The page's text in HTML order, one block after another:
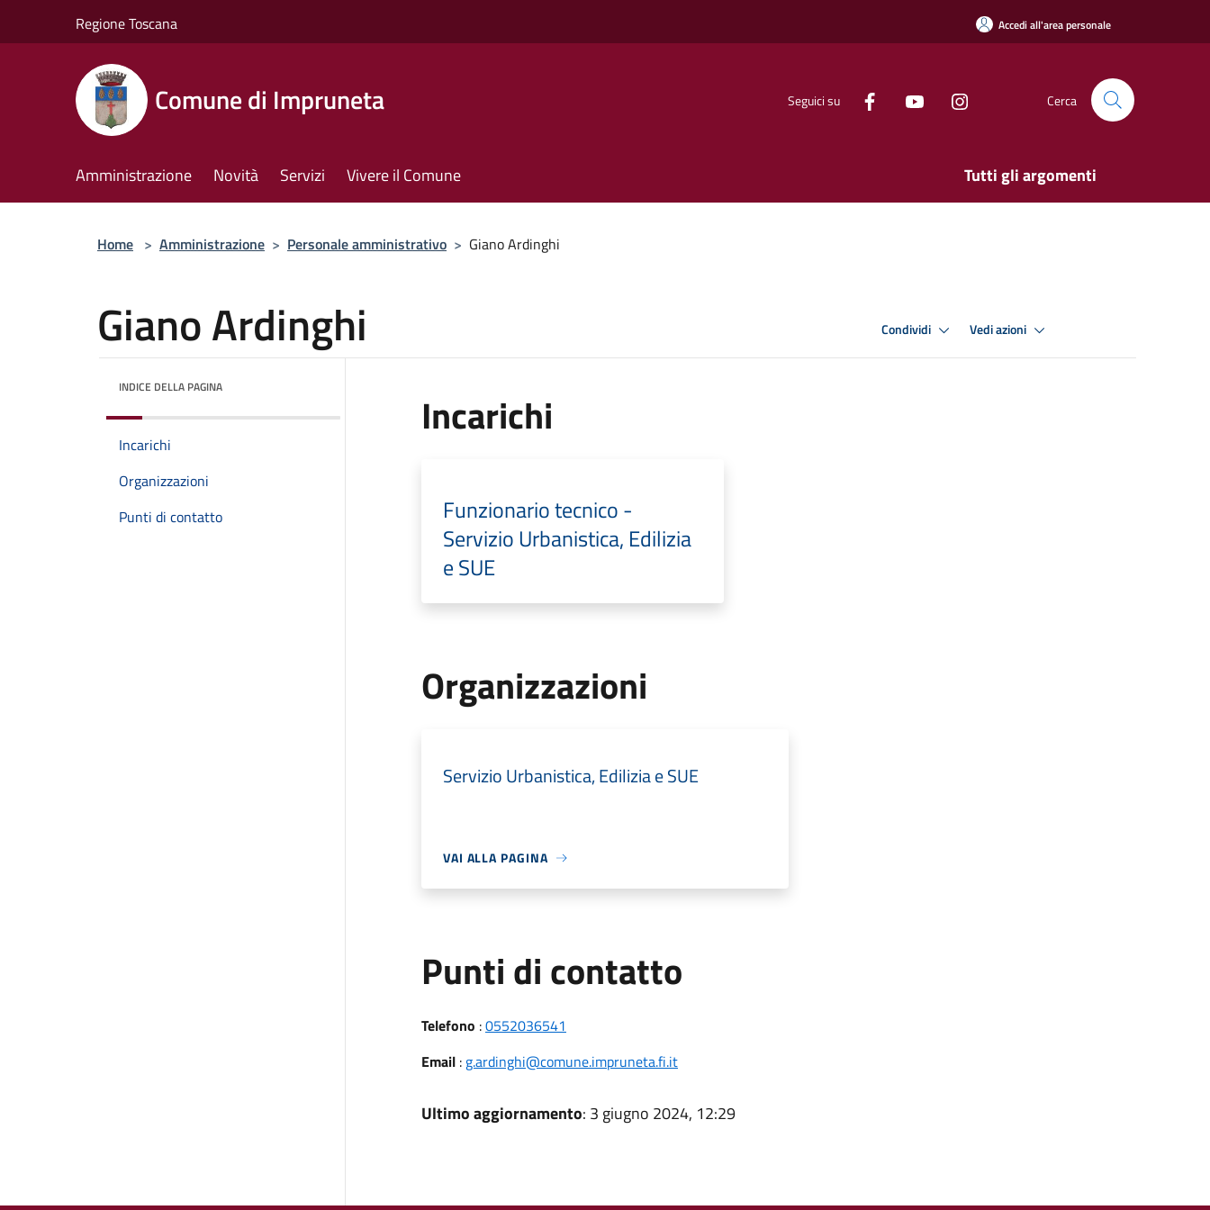
Regione Toscana Accedi all'area personale
Comune di Impruneta Seguici su Cerca
Amministrazione Novità Servizi Vivere il Comune Tutti gli argomenti
Home > Amministrazione > Personale amministrativo > Giano Ardinghi
Giano Ardinghi Condividi Vedi azioni
INDICE DELLA PAGINA
Incarichi
Organizzazioni
Punti di contatto
Incarichi
Funzionario tecnico -
Servizio Urbanistica, Edilizia
e SUE
Organizzazioni
Servizio Urbanistica, Edilizia e SUE
VAI ALLA PAGINA
Punti di contatto
Telefono :0552036541
Email: g.ardinghi@comune.impruneta.fi.it
Ultimo aggiornamento: 3 giugno 2024, 12:29